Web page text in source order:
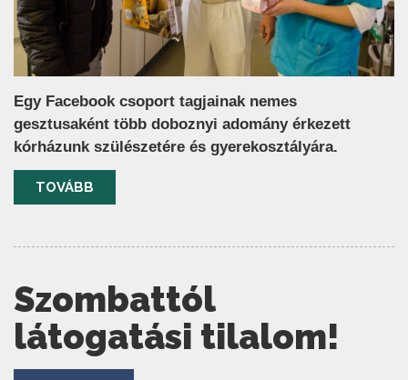
Egy Facebook csoport tagjainak nemes
gesztusaként több doboznyi adomány érkezett
kórházunk szülészetére és gyerekosztályára.
TOVÁBB
Szombattól
látogatási tilalom!